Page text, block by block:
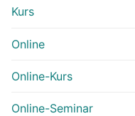
Kurs
Online
Online-Kurs
Online-Seminar